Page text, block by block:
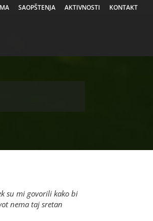
SAOPŠTENJA AKTIVNOSTI KONTAKT
su mi govorili kako bi
nema taj sretan